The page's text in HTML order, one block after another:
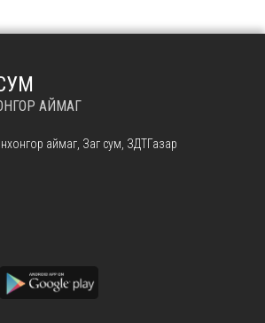
АЙМАГ
аймаг, Заг сум, ЗДТГазар